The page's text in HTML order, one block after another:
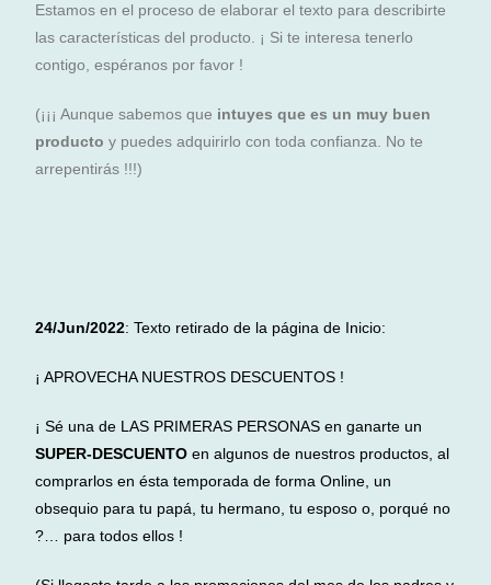
Estamos en el proceso de elaborar el texto para describirte
las características del producto. ¡ Si te interesa tenerlo
contigo, espéranos por favor !
(¡¡¡ Aunque sabemos que intuyes que es un muy buen
producto y puedes adquirirlo con toda confianza. No te
arrepentirás !!!)
24/Jun/2022: Texto retirado de la página de Inicio:
¡ APROVECHA NUESTROS DESCUENTOS !
¡ Sé una de LAS PRIMERAS PERSONAS en ganarte un
SUPER-DESCUENTO en algunos de nuestros productos, al
comprarlos en ésta temporada de forma Online, un
obsequio para tu papá, tu hermano, tu esposo o, porqué no
?… para todos ellos !